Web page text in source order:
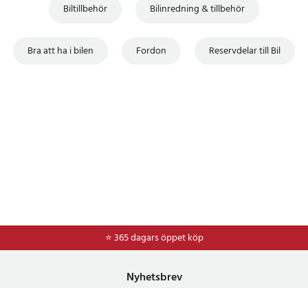
Biltillbehör Bilinredning & tillbehör
Bra att ha i bilen Fordon Reservdelar till Bil
⭐ 365 dagars öppet köp
Nyhetsbrev